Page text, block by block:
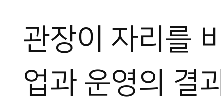
관장이 자리를
업과 운영의 결